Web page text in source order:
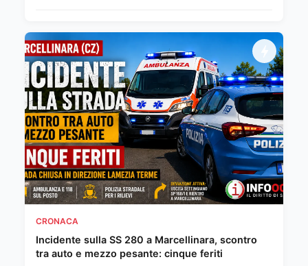
CRONACA
Incidente sulla SS 280 a Marcellinara, scontro
tra auto e mezzo pesante: cinque feriti